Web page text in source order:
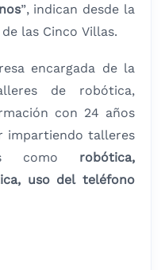
”, indican desde la
las Cinco Villas.
encargada de la
de robótica,
con 24 años
impartiendo talleres
como robótica,
uso del teléfono